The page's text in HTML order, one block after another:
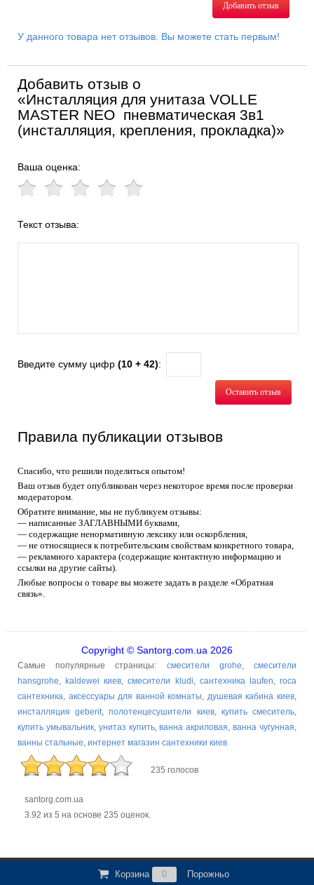
Добавить отзыв
У данного товара нет отзывов. Вы можете стать первым!
Добавить отзыв о
«Инсталляция для унитаза VOLLE
MASTER NEO пневматическая 3в1
(инсталляция, крепления, прокладка)»
Ваша оценка:
Текст отзыва:
Введите сумму цифр (10 + 42):
Оставить отзыв
Правила публикации отзывов
Спасибо, что решили поделиться опытом!
Ваш отзыв будет опубликован через некоторое время после проверки
модератором.
Обратите внимание, мы не публикуем отзывы:
— написанные ЗАГЛАВНЫМИ буквами,
— содержащие ненормативную лексику или оскорбления,
— не относящиеся к потребительским свойствам конкретного товара,
— рекламного характера (содержащие контактную информацию и
ссылки на другие сайты).
Любые вопросы о товаре вы можете задать в разделе «Обратная
связь».
Copyright © Santorg.com.ua 2026
Самые популярные страницы: смесители grohe,смесители
hansgrohe, kaldewei киев,смесители kludi, сантехника laufen,roca
сантехника, аксессуары для ванной комнаты, душевая кабина киев,
инсталляция geberit,полотенцесушители киев, купить смеситель,
купить умывальник, унитаз купить,ванна акриловая,ванна чугунная,
ванны стальные, интернет магазин сантехники киев
235 голосов
santorg.com.ua
3.92 из 5 на основе 235 оценок.
Корзина 0 Порожньо